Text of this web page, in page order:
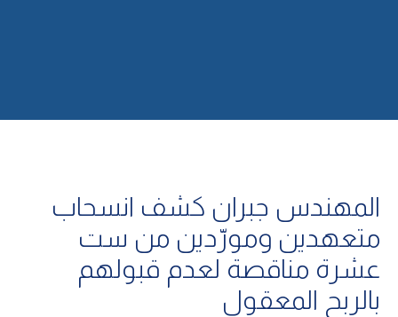
المهندس جبران كشف انسحاب
متعهدين ومورّدين من ست
عشرة مناقصة لعدم قبولهم
بالربح المعقول